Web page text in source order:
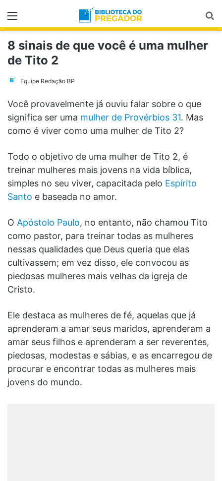
Menu
8 sinais de que você é uma mulher
de Tito 2
Equipe Redação BP
Você provavelmente já ouviu falar sobre o que
significa ser uma mulher de Provérbios 31. Mas
como é viver como uma mulher de Tito 2?
Todo o objetivo de uma mulher de Tito 2, é
treinar mulheres mais jovens na vida bíblica,
simples no seu viver, capacitada pelo Espírito
Santo e baseada no amor.
O Apóstolo Paulo, no entanto, não chamou Tito
como pastor, para treinar todas as mulheres
nessas qualidades que Deus queria que elas
cultivassem; em vez disso, ele convocou as
piedosas mulheres mais velhas da igreja de
Cristo.
Ele destaca as mulheres de fé, aquelas que já
aprenderam a amar seus maridos, aprenderam a
amar seus filhos e aprenderam a ser reverentes,
piedosas, modestas e sábias, e as encarregou de
procurar e encontrar todas as mulheres mais
jovens do mundo.